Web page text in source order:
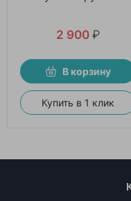
2 900 ₽
В корзину
Купить в 1 клик